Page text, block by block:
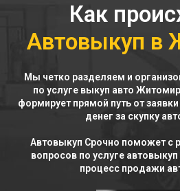
Как
Автовыкуп в
Мы четко разделяем и
по услуге выкуп авто
формирует прямой путь от
денег за скупку
Автовыкуп Срочно поможет с
вопросов по услуге
процесс продажи